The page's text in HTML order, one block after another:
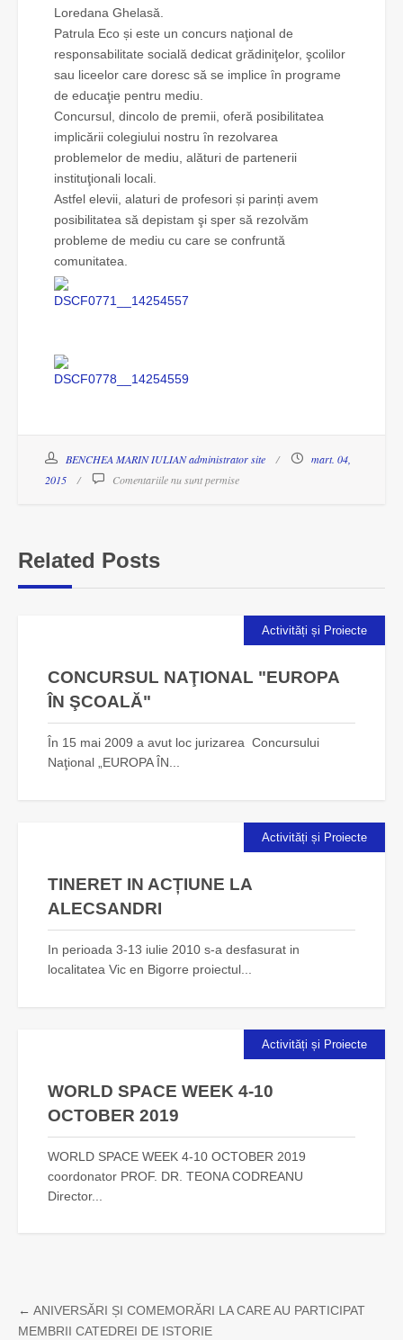
Loredana Ghelasă.
Patrula Eco și este un concurs naţional de
responsabilitate socială dedicat grădiniţelor, şcolilor
sau liceelor care doresc să se implice ȋn programe
de educaţie pentru mediu.
Concursul, dincolo de premii, oferă posibilitatea
implicării colegiului nostru ȋn rezolvarea
problemelor de mediu, alături de partenerii
instituţionali locali.
Astfel elevii, alaturi de profesori și parinți avem
posibilitatea să depistam şi sper să rezolvăm
probleme de mediu cu care se confruntă
comunitatea.
BENCHEA MARIN IULIAN administrator site
mart. 04,
2015
Comentariile nu sunt permise
Related Posts
Activități și Proiecte
CONCURSUL NAŢIONAL "EUROPA
ÎN ŞCOALĂ"
În 15 mai 2009 a avut loc jurizarea Concursului
Naţional „EUROPA ÎN...
Activități și Proiecte
TINERET IN ACȚIUNE LA
ALECSANDRI
In perioada 3-13 iulie 2010 s-a desfasurat in
localitatea Vic en Bigorre proiectul...
Activități și Proiecte
WORLD SPACE WEEK 4-10
OCTOBER 2019
WORLD SPACE WEEK 4-10 OCTOBER 2019
coordonator PROF. DR. TEONA CODREANU
Director...
← ANIVERSĂRI ȘI COMEMORĂRI LA CARE AU PARTICIPAT
MEMBRII CATEDREI DE ISTORIE